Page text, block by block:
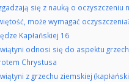
się z nauką o oczyszczeniu
może wymagać
Kapłańskiej 16
odnosi się do aspektu
Chrystusa
z grzechu ziemskiej